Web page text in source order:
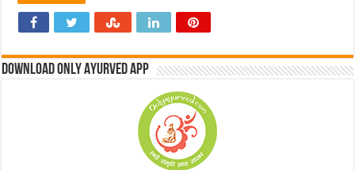
Download Only Ayurved App